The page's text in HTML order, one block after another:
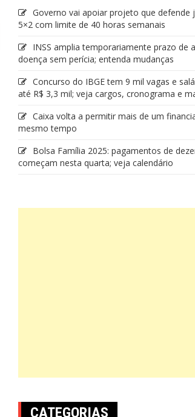
Governo vai apoiar projeto que defende
5×2 com limite de 40 horas semanais
INSS amplia temporariamente prazo de
doença sem perícia; entenda mudanças
Concurso do IBGE tem 9 mil vagas e
até R$ 3,3 mil; veja cargos, cronograma e
Caixa volta a permitir mais de um
mesmo tempo
Bolsa Família 2025: pagamentos de
começam nesta quarta; veja calendário
CATEGORIAS